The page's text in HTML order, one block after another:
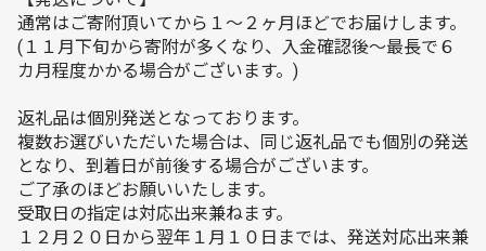
通常はご寄附頂いてから１～２ヶ月ほどでお届けします。
(１１月下旬から寄附が多くなり、入金確認後～最長で６
カ月程度かかる場合がございます。)
返礼品は個別発送となっております。
複数お選びいただいた場合は、同じ返礼品でも個別の発送
となり、到着日が前後する場合がございます。
ご了承のほどお願いいたします。
受取日の指定は対応出来兼ねます。
１２月２０日から翌年１月１０日までは、発送対応出来兼